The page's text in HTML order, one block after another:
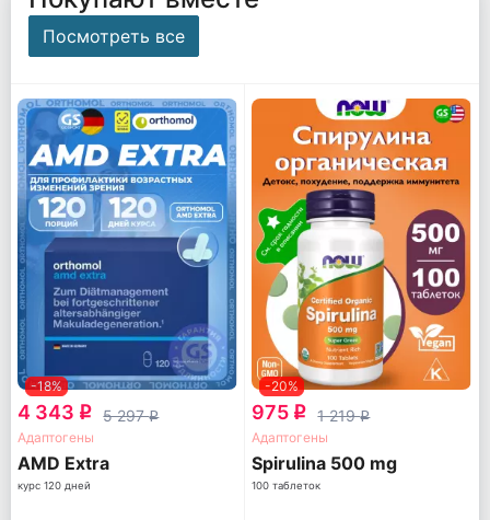
Посмотреть все
-18%
4 343 q 5 297q
Адаптогены
AМD Extra
курс 120 дней
-20%
975 q 1 219q
Адаптогены
Spirulina 500 mg
100 таблеток